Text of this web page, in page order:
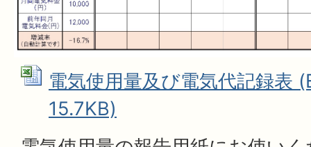
電気使用量及び電気代記録表
15.7KB)